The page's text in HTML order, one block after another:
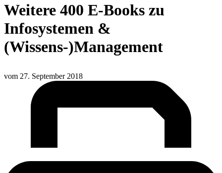
Weitere 400 E-Books zu
Infosystemen &
(Wissens-)Management
vom 27. September 2018